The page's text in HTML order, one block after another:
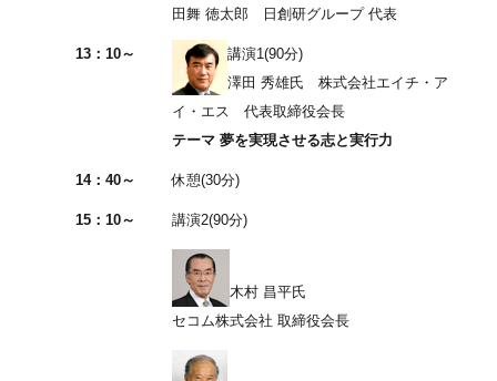
田舞 徳太郎 日創研グループ 代表
13：10～
講演1(90分)
澤田 秀雄氏 株式会社エイチ・ア
イ・エス 代表取締役会長
テーマ 夢を実現させる志と実行力
14：40～ 休憩(30分)
15：10～ 講演2(90分)
木村 昌平氏
セコム株式会社 取締役会長